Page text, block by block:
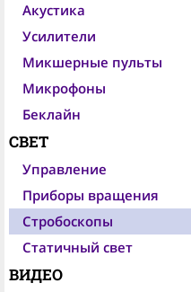
Акустика
Усилители
Микшерные пульты
Микрофоны
Беклайн
СВЕТ
Управление
Приборы вращения
Стробоскопы
Статичный свет
ВИДЕО